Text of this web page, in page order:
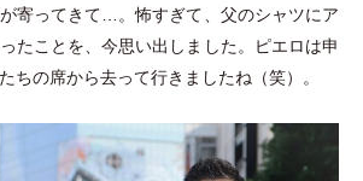
寄ってきて…。怖すぎて、父のシャツにア
たことを、今思い出しました。ピエロは申
ちの席から去って行きましたね （笑） 。